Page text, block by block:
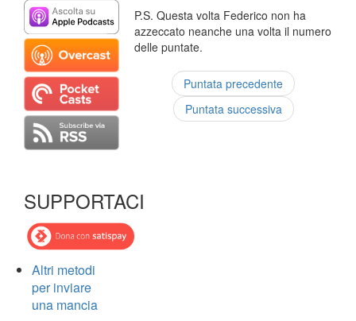
SUPPORTACI
Altri metodi
per inviare
una mancia
P.S. Questa volta Federico non ha
azzeccato neanche una volta il numero
delle puntate.
Puntata precedente
Puntata successiva